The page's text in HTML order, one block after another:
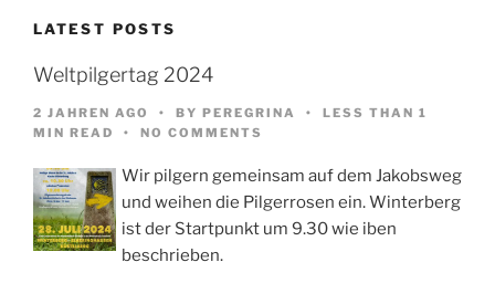
LATEST POSTS
Weltpilgertag 2024
2 JAHREN AGO BY PEREGRINA
LESS THAN 1
MIN READ
NO COMMENTS
Wir pilgern gemeinsam auf dem Jakobsweg
und weihen die Pilgerrosen ein. Winterberg
ist der Startpunkt um 9.30 wie iben
beschrieben.